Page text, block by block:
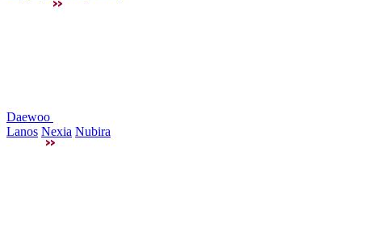
Daewoo
Lanos Nexia Nubira